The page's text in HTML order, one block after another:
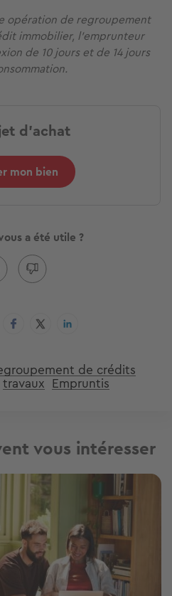
opération de regroupement
immobilier, l’emprunteur
de 10 jours et de 14 jours
d'achat
mon bien
a été utile ?
de crédits
travaux Empruntis
vous intéresser